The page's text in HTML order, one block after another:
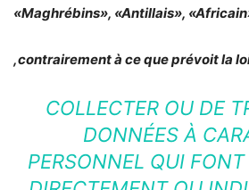
«Maghrébins», «Antillais»,
,contrairement à ce que prévoit la
COLLECTER OU DE
DONNÉES À
PERSONNEL QUI FONT